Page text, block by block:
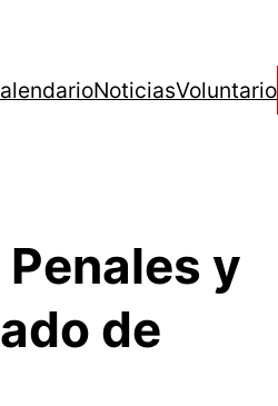
NoticiasVoluntario
y
de